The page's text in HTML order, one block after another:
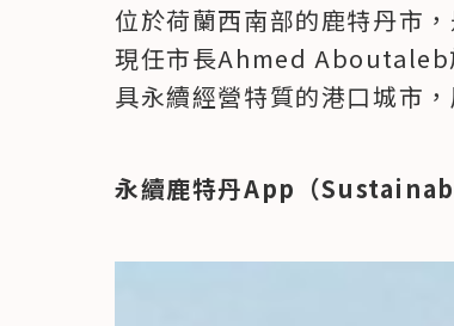
位於荷蘭西南部的鹿特丹市
現任市長Ahmed Aboutaleb
具永續經營特質的港口城市
永續鹿特丹App（